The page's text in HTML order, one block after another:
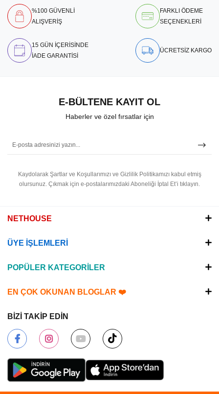
%100 GÜVENLİ
ALIŞVERİŞ
FARKLI ÖDEME
SEÇENEKLERİ
15 GÜN İÇERİSİNDE
İADE GARANTİSİ
ÜCRETSİZ KARGO
E-BÜLTENE KAYIT OL
Haberler ve özel fırsatlar için
Kaydolarak Şartlar ve Koşullarımızı ve Gizlilik Politikamızı kabul etmiş
olursunuz. Çıkmak için e-postalarımızdaki Aboneliği İptal Et’i tıklayın.
NETHOUSE
ÜYE İŞLEMLERİ
POPÜLER KATEGORİLER
EN ÇOK OKUNAN BLOGLAR ❤️
BİZİ TAKİP EDİN